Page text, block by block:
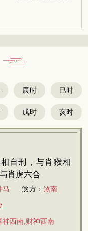
辰时 巳时
戌时 亥时
自刑，与肖猴相
肖虎六合
马 煞方： 煞南
神西南,财神西南